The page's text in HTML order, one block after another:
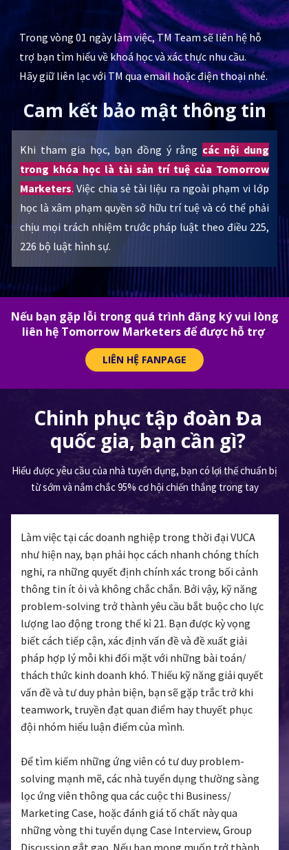
Khi tham gia học, bạn đồng ý rằng các nội dung
trong khóa học là tài sản trí tuệ của Tomorrow
Marketers. Việc chia sẻ tài liệu ra ngoài phạm vi lớp
học là xâm phạm quyền sở hữu trí tuệ và có thể phải
chịu mọi trách nhiệm trước pháp luật theo điều 225,
226 bộ luật hình sự.
Cam kết bảo mật thông tin
Trong vòng 01 ngày làm việc, TM Team sẽ liên hệ hỗ
trợ bạn tìm hiểu về khoá học và xác thực nhu cầu.
Hãy giữ liên lạc với TM qua email hoặc điện thoại nhé.
Nếu bạn gặp lỗi trong quá trình đăng ký vui lòng
liên hệ Tomorrow Marketers để được hỗ trợ
LIÊN HỆ FANPAGE
Chinh phục tập đoàn Đa
quốc gia, bạn cần gì?
Hiểu được yêu cầu của nhà tuyển dụng, bạn có lợi thế chuẩn bị
từ sớm và nắm chắc 95% cơ hội chiến thắng trong tay
Làm việc tại các doanh nghiệp trong thời đại VUCA
như hiện nay, bạn phải học cách nhanh chóng thích
nghi, ra những quyết định chính xác trong bối cảnh
thông tin ít ỏi và không chắc chắn. Bởi vậy, kỹ năng
problem-solving trở thành yêu cầu bắt buộc cho lực
lượng lao động trong thế kỉ 21. Bạn được kỳ vọng
biết cách tiếp cận, xác định vấn đề và đề xuất giải
pháp hợp lý mỗi khi đối mặt với những bài toán/
thách thức kinh doanh khó. Thiếu kỹ năng giải quyết
vấn đề và tư duy phản biện, bạn sẽ gặp trắc trở khi
teamwork, truyền đạt quan điểm hay thuyết phục
đội nhóm hiểu luận điểm của mình.
Để tìm kiếm những ứng viên có tư duy problem-
solving mạnh mẽ, các nhà tuyển dụng thường sàng
lọc ứng viên thông qua các cuộc thi Business/
Marketing Case, hoặc đánh giá tố chất này qua
những vòng thi tuyển dụng Case Interview, Group